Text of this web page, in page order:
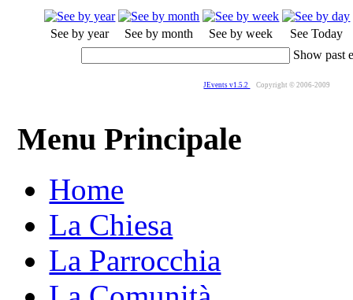
See by year See by month See by week
See Today
Show past
JEvents v1.5.2 Copyright © 2006-2009
Menu Principale
Home
La Chiesa
La Parrocchia